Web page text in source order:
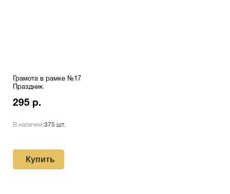
Грамота в рамке №17
Праздник
295 р.
В наличии:375 шт.
Купить